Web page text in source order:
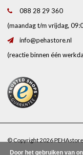
088 28 29 360
(maandag t/m vrijdag,
info@pehastore.nl
(reactie binnen één
© Copyright 2026
Door het gebruiken van